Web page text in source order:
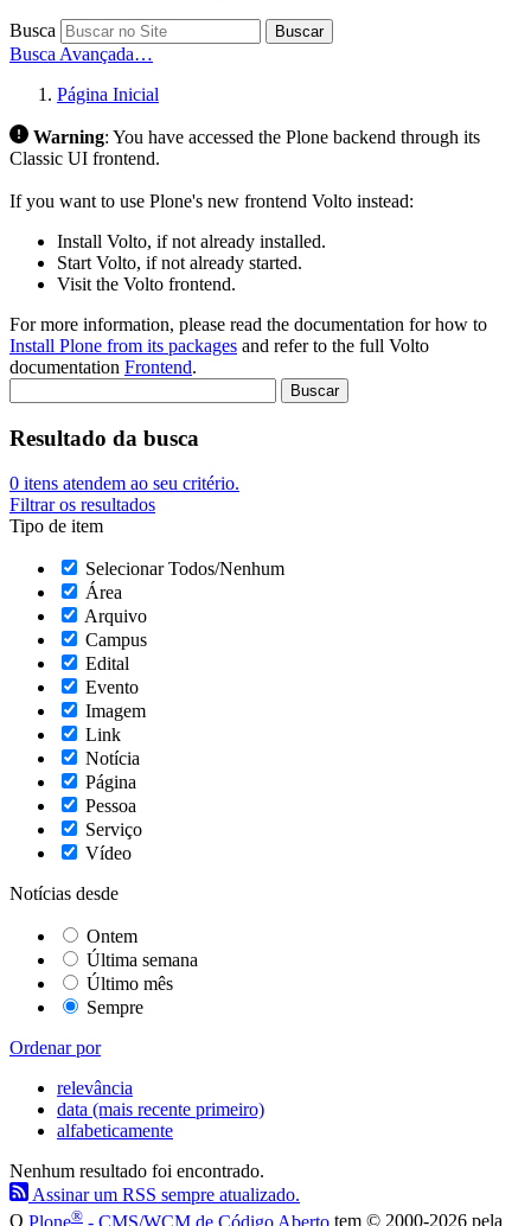
Busca Buscar
Busca Avançada…
Página Inicial
Warning: You have accessed the Plone backend through its
Classic UI frontend.
If you want to use Plone's new frontend Volto instead:
Install Volto, if not already installed.
Start Volto, if not already started.
Visit the Volto frontend.
For more information, please read the documentation for how to
Install Plone from its packages and refer to the full Volto
documentation Frontend.
Resultado da busca
0 itens atendem ao seu critério.
Filtrar os resultados
Tipo de item
Selecionar Todos/Nenhum
Área
Arquivo
Campus
Edital
Evento
Imagem
Link
Notícia
Página
Pessoa
Serviço
Vídeo
Notícias desde
Ontem
Última semana
Último mês
Sempre
Ordenar por
relevância
data (mais recente primeiro)
alfabeticamente
Nenhum resultado foi encontrado.
Assinar um RSS sempre atualizado.
O Plone® - CMS/WCM de Código Aberto tem © 2000-2026 pela